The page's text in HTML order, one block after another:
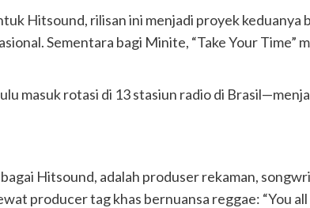
Hitsound, rilisan ini menjadi proyek keduanya
Sementara bagi Minite, “Take Your Time”
masuk rotasi di 13 stasiun radio di
Hitsound, adalah produser rekaman,
producer tag khas bernuansa reggae: “You